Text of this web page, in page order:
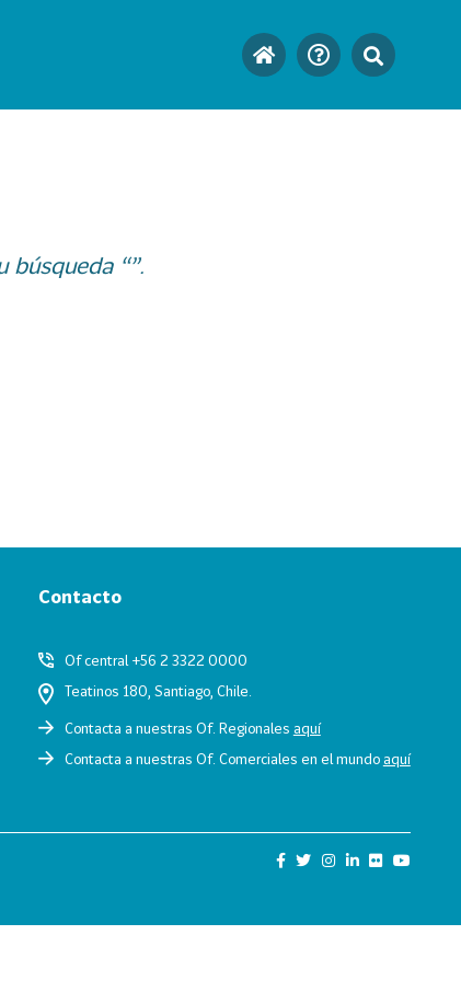
“”.
Contacto
Of central +56 2 3322 0000
Teatinos 180, Santiago, Chile.
Contacta a nuestras Of. Regionales aquí
Contacta a nuestras Of. Comerciales en el mundoaquí